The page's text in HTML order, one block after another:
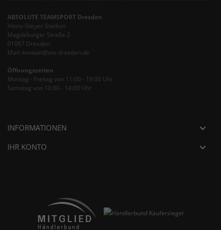
ABSOLUTE TEAMSPORT Dresden
Heinz-Steyer-Stadion
Magdeburger Straße 2
01067 Dresden
Mail: kontakt@ats-dresden.de
Öffnungszeiten
Montag - Freitag von 11:00 - 19:00 Uhr
Samstag von 10:00 - 14:00 Uhr
INFORMATIONEN 
IHR KONTO 